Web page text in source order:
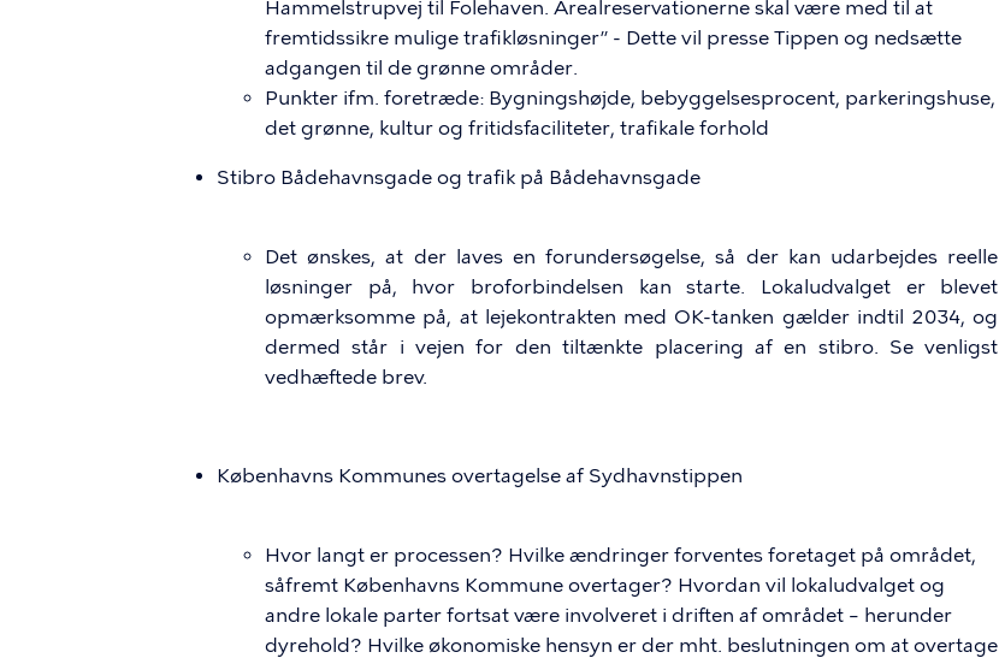
Hammelstrupvej til Folehaven. Arealreservationerne skal være med til at
fremtidssikre mulige trafikløsninger” - Dette vil presse Tippen og nedsætte
adgangen til de grønne områder.
Punkter ifm. foretræde: Bygningshøjde, bebyggelsesprocent, parkeringshuse,
det grønne, kultur og fritidsfaciliteter, trafikale forhold
Stibro Bådehavnsgade og trafik på Bådehavnsgade
Det ønskes, at der laves en forundersøgelse, så der kan udarbejdes reelle
løsninger på, hvor broforbindelsen kan starte. Lokaludvalget er blevet
opmærksomme på, at lejekontrakten med OK-tanken gælder indtil 2034, og
dermed står i vejen for den tiltænkte placering af en stibro. Se venligst
vedhæftede brev.
Københavns Kommunes overtagelse af Sydhavnstippen
Hvor langt er processen? Hvilke ændringer forventes foretaget på området,
såfremt Københavns Kommune overtager? Hvordan vil lokaludvalget og
andre lokale parter fortsat være involveret i driften af området – herunder
dyrehold? Hvilke økonomiske hensyn er der mht. beslutningen om at overtage